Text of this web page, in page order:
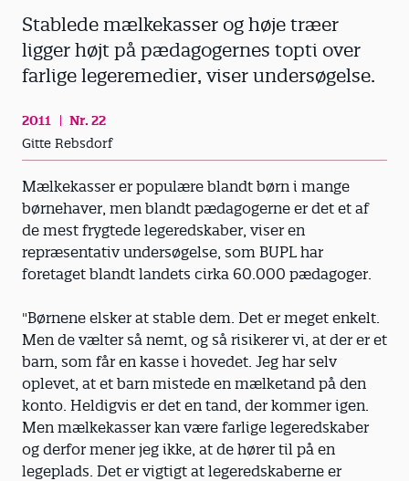
Stablede mælkekasser og høje træer
ligger højt på pædagogernes topti over
farlige legeremedier, viser undersøgelse.
2011
Nr. 22
Gitte Rebsdorf
Mælkekasser er populære blandt børn i mange
børnehaver, men blandt pædagogerne er det et af
de mest frygtede legeredskaber, viser en
repræsentativ undersøgelse, som BUPL har
foretaget blandt landets cirka 60.000 pædagoger.
"Børnene elsker at stable dem. Det er meget enkelt.
Men de vælter så nemt, og så risikerer vi, at der er et
barn, som får en kasse i hovedet. Jeg har selv
oplevet, at et barn mistede en mælketand på den
konto. Heldigvis er det en tand, der kommer igen.
Men mælkekasser kan være farlige legeredskaber
og derfor mener jeg ikke, at de hører til på en
legeplads. Det er vigtigt at legeredskaberne er